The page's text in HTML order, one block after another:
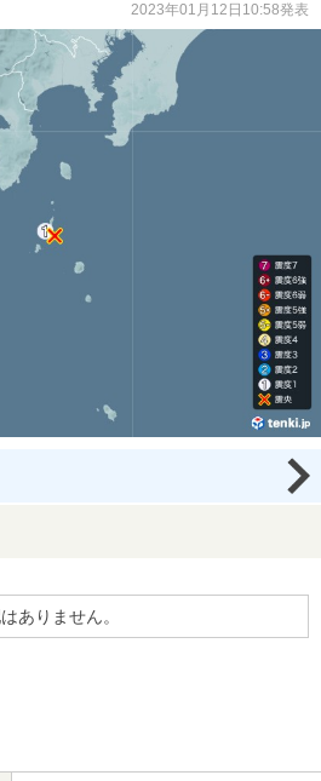
2023年01月12日10:58発表
ありません。